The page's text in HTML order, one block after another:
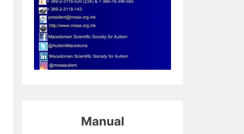
Manual